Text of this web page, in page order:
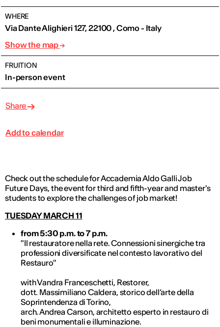
WHERE
Via Dante Alighieri 127, 22100 , Como - Italy
Show the map
FRUITION
In-person event
Share
Add to calendar
Check out the schedule for Accademia Aldo Galli Job
Future Days, the event for third and fifth-year and master's
students to explore the challenges of job market!
TUESDAY MARCH 11
from 5:30 p.m. to 7 p.m.
"Il restauratore nella rete. Connessioni sinergiche tra
professioni diversificate nel contesto lavorativo del
Restauro"
with Vandra Franceschetti, Restorer,
dott. Massimiliano Caldera, storico dell’arte della
Soprintendenza di Torino,
arch. Andrea Carson, architetto esperto in restauro di
beni monumentali e illuminazione.